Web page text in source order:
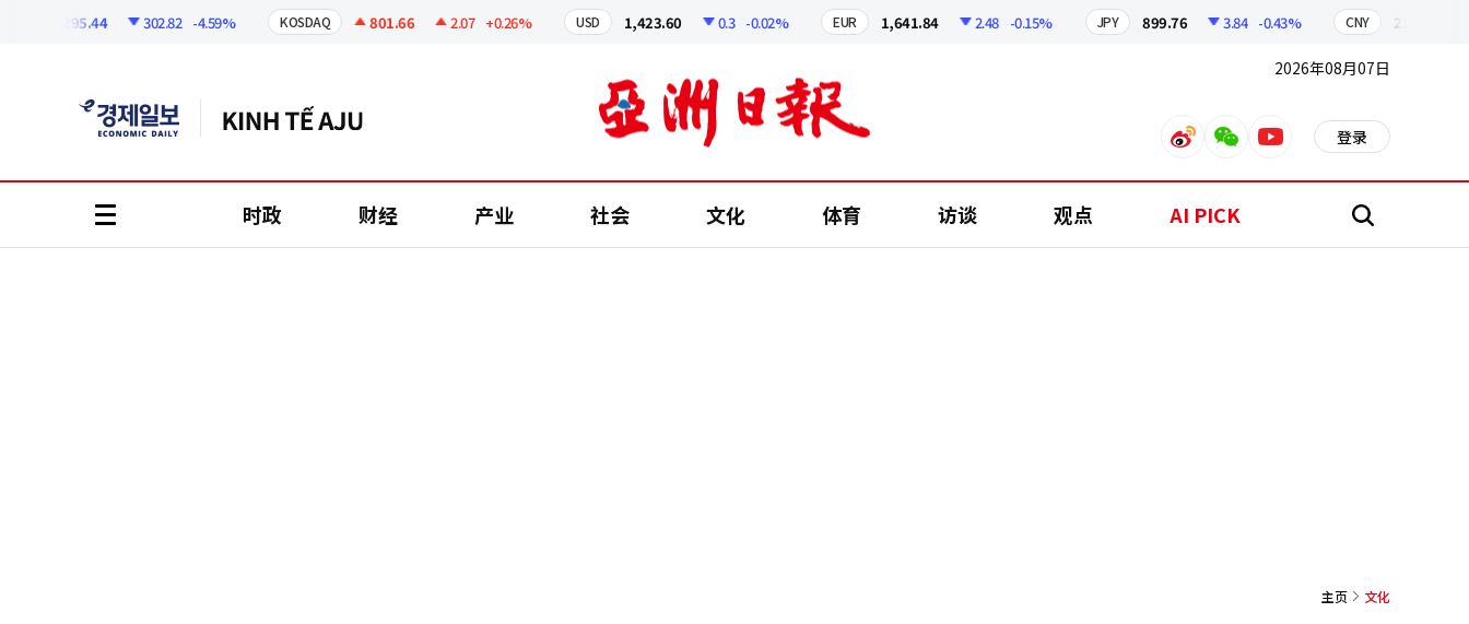
6295.44 302.82 -4.59% KOSDAQ 801.66 2.07 +0.26% USD 1,423.60 -0.02% EUR 1,641.84 2.48 -0.15% 899.76 3.84 -0.43% CNY 210.96
2026年08月07日
weiboweixinyoutube 登录
时政 财经 产业 社会 文化 体育 访谈 观点 AI PICK 搜
主页 文化